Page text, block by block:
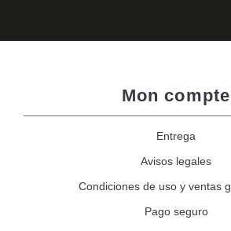
Mon compte
Entrega
Avisos legales
Condiciones de uso y ventas
Pago seguro